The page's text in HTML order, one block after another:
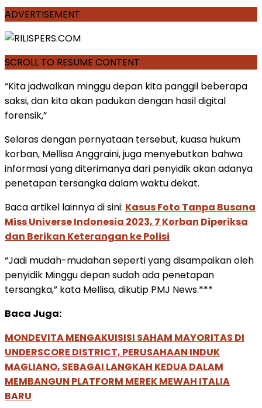
ADVERTISEMENT
SCROLL TO RESUME CONTENT
“Kita jadwalkan minggu depan kita panggil beberapa
saksi, dan kita akan padukan dengan hasil digital
forensik,”
Selaras dengan pernyataan tersebut, kuasa hukum
korban, Mellisa Anggraini, juga menyebutkan bahwa
informasi yang diterimanya dari penyidik akan adanya
penetapan tersangka dalam waktu dekat.
Baca artikel lainnya di sini: Kasus Foto Tanpa Busana
Miss Universe Indonesia 2023, 7 Korban Diperiksa
dan Berikan Keterangan ke Polisi
“Jadi mudah-mudahan seperti yang disampaikan oleh
penyidik Minggu depan sudah ada penetapan
tersangka,” kata Mellisa, dikutip PMJ News.***
Baca Juga:
MONDEVITA MENGAKUISISI SAHAM MAYORITAS DI
UNDERSCORE DISTRICT, PERUSAHAAN INDUK
MAGLIANO, SEBAGAI LANGKAH KEDUA DALAM
MEMBANGUN PLATFORM MEREK MEWAH ITALIA
BARU